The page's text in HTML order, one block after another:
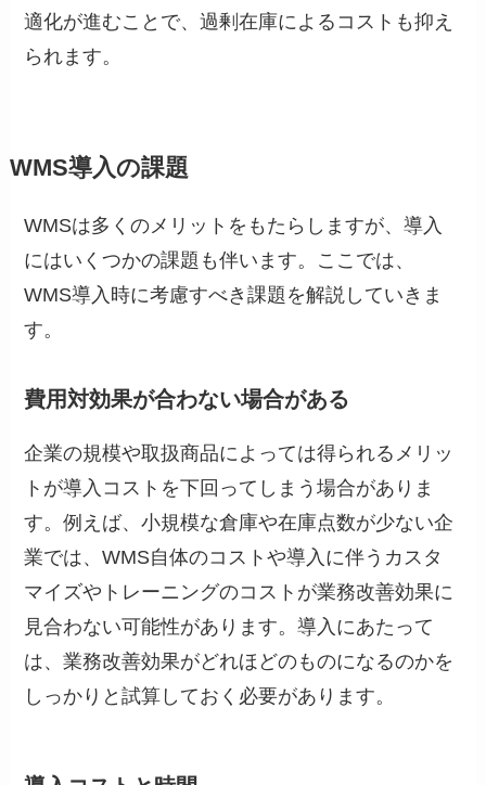
適化が進むことで、過剰在庫によるコストも抑え
られます。
WMS導入の課題
WMSは多くのメリットをもたらしますが、導入
にはいくつかの課題も伴います。ここでは、
WMS導入時に考慮すべき課題を解説していきま
す。
費用対効果が合わない場合がある
企業の規模や取扱商品によっては得られるメリッ
トが導入コストを下回ってしまう場合がありま
す。例えば、小規模な倉庫や在庫点数が少ない企
業では、WMS自体のコストや導入に伴うカスタ
マイズやトレーニングのコストが業務改善効果に
見合わない可能性があります。導入にあたって
は、業務改善効果がどれほどのものになるのかを
しっかりと試算しておく必要があります。